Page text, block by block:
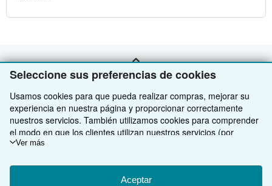
Seleccione sus preferencias de cookies
Usamos cookies para que pueda realizar compras, mejorar su
experiencia en nuestra página y proporcionar correctamente
nuestros servicios. También utilizamos cookies para comprender
el modo en que los clientes utilizan nuestros servicios (por
ejemplo, midiendo las visitas al sitio) y así poder realizar mejoras.
para mostrar contenido relevante en los anuncios y medir el
rendimiento de los mismos. Elija Rechazar si noestá de acuerdo
Ver más
Aceptar
VOLVER AL INICIO
Compre con nosotros
Búsqueda avanzada
Colecciones
Venda con nosotros
Comenzar a vender
Sobre nosotros